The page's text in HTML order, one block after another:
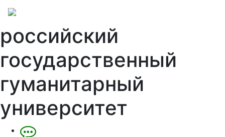
российский
государственный
гуманитарный
университет